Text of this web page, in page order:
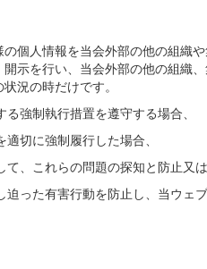
個人情報を当会外部の他の組織
示を行い、当会外部の他の組織
況の時だけです。
強制執行措置を遵守する場合、
切に強制履行した場合、
、これらの問題の探知と防止又
った有害行動を防止し、当ウェ